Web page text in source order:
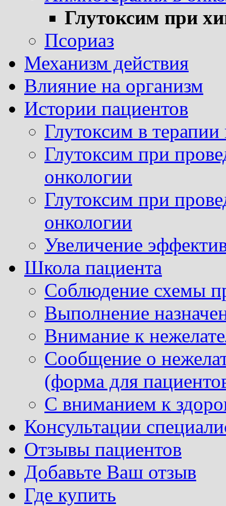
Глутоксим при
Псориаз
Механизм действия
Влияние на организм
Истории пациентов
Глутоксим в терапии
Глутоксим при
онкологии
Глутоксим при
онкологии
Увеличение
Школа пациента
Соблюдение схемы
Выполнение
Внимание к
Сообщение о
(форма для
С вниманием к
Консультации
Отзывы пациентов
Добавьте Ваш отзыв
Где купить